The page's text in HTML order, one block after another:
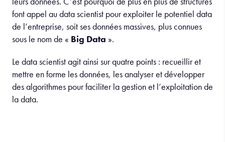
font appel au data scientist pour exploiter le potentiel data
de l’entreprise, soit ses données massives, plus connues
sous le nom de « Big Data ».
Le data scientist agit ainsi sur quatre points : recueillir et
mettre en forme les données, les analyser et développer
des algorithmes pour faciliter la gestion et l’exploitation de
la data.